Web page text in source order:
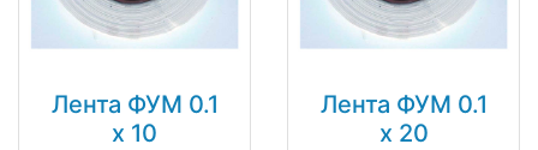
Лента ФУМ 0.1
х 10
Лента ФУМ 0.1
х 20